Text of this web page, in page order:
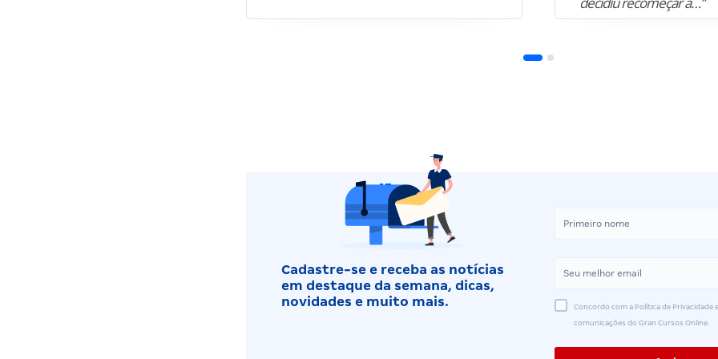
Cadastre-se e receba as notícias
em destaque da semana, dicas,
novidades e muito mais.
Concordo com a Política de Privacidade
comunicações do Gran Cursos Online.